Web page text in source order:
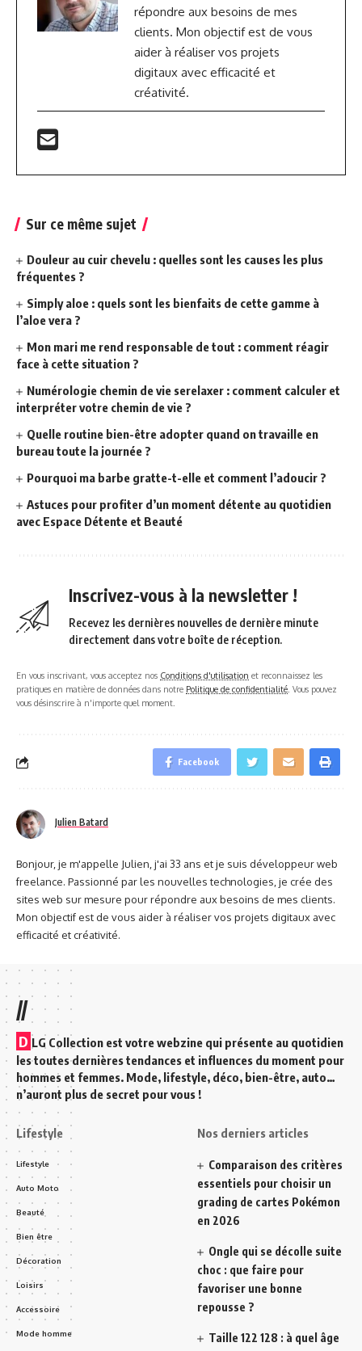
répondre aux besoins de mes
clients. Mon objectif est de vous
aider à réaliser vos projets
digitaux avec efficacité et
créativité.
Sur ce même sujet
Douleur au cuir chevelu : quelles sont les causes les plus
fréquentes ?
Simply aloe : quels sont les bienfaits de cette gamme à
l’aloe vera ?
Mon mari me rend responsable de tout : comment réagir
face à cette situation ?
Numérologie chemin de vie serelaxer : comment calculer et
interpréter votre chemin de vie ?
Quelle routine bien-être adopter quand on travaille en
bureau toute la journée ?
Pourquoi ma barbe gratte-t-elle et comment l’adoucir ?
Astuces pour profiter d’un moment détente au quotidien
avec Espace Détente et Beauté
Inscrivez-vous à la newsletter !
Recevez les dernières nouvelles de dernière minute
directement dans votre boîte de réception.
En vous inscrivant, vous acceptez nos Conditions d'utilisation et reconnaissez les
pratiques en matière de données dans notre Politique de confidentialité . Vous pouvez
vous désinscrire à n'importe quel moment.
Facebook
Julien Batard
Bonjour, je m'appelle Julien, j'ai 33 ans et je suis développeur web
freelance. Passionné par les nouvelles technologies, je crée des
sites web sur mesure pour répondre aux besoins de mes clients.
Mon objectif est de vous aider à réaliser vos projets digitaux avec
efficacité et créativité.
//
D LG Collection est votre webzine qui présente au quotidien
les toutes dernières tendances et influences du moment pour
hommes et femmes. Mode, lifestyle, déco, bien-être, auto…
n’auront plus de secret pour vous !
Lifestyle
Lifestyle
Auto Moto
Beauté
Bien être
Décoration
Loisirs
Accessoire
Mode homme
Nos derniers articles
Comparaison des critères
essentiels pour choisir un
grading de cartes Pokémon
en 2026
Ongle qui se décolle suite
choc : que faire pour
favoriser une bonne
repousse ?
Taille 122 128 : à quel âge